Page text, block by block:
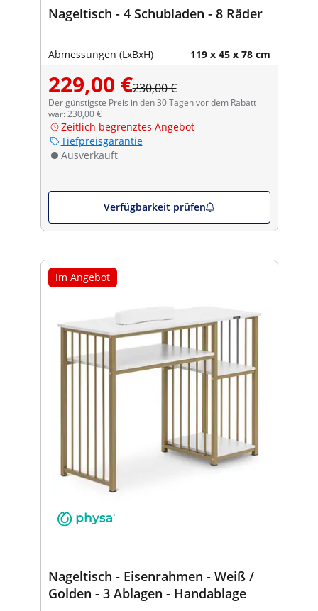
Nageltisch - 4 Schubladen - 8 Räder
Abmessungen (LxBxH) 119 x 45 x 78 cm
229,00 €230,00 €
Der günstigste Preis in den 30 Tagen vor dem Rabatt
war: 230,00 €
Zeitlich begrenztes Angebot
Tiefpreisgarantie
Ausverkauft
Verfügbarkeit prüfen
Im Angebot
Nageltisch - Eisenrahmen - Weiß /
Golden - 3 Ablagen - Handablage